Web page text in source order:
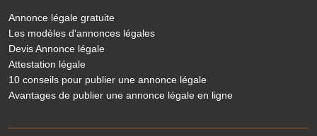
Annonce légale gratuite
Les modèles d'annonces légales
Devis Annonce légale
Attestation légale
10 conseils pour publier une annonce légale
Avantages de publier une annonce légale en ligne